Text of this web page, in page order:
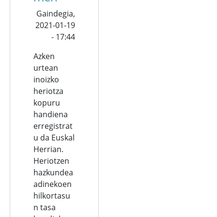
Gaindegia,
2021-01-19
- 17:44
Azken
urtean
inoizko
heriotza
kopuru
handiena
erregistrat
u da Euskal
Herrian.
Heriotzen
hazkundea
adinekoen
hilkortasu
n tasa